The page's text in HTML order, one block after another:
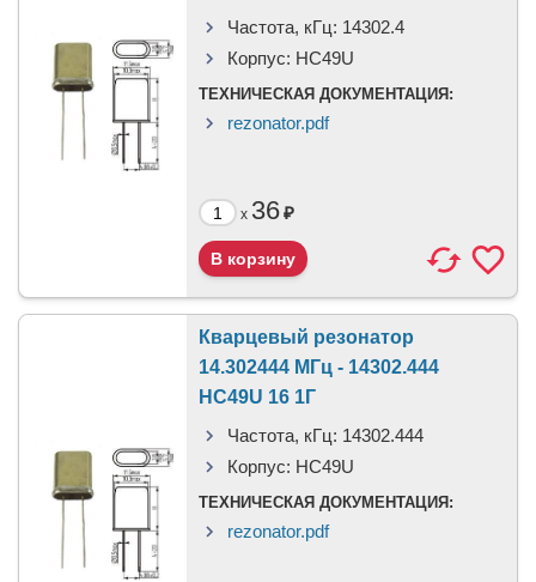
Частота, кГц: 14302.4
Корпус: HC49U
ТЕХНИЧЕСКАЯ ДОКУМЕНТАЦИЯ:
rezonator.pdf
x 36₽
Кварцевый резонатор
14.302444 МГц - 14302.444
HC49U 16 1Г
Частота, кГц: 14302.444
Корпус: HC49U
ТЕХНИЧЕСКАЯ ДОКУМЕНТАЦИЯ:
rezonator.pdf